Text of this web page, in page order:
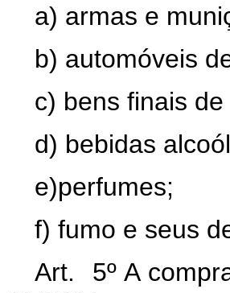
a) armas e
b) automóveis
c) bens finais
d) bebidas
e)perfumes;
f) fumo e seus
Art.
5º A